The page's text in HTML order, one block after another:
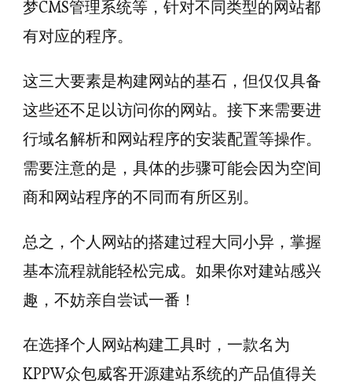
梦CMS管理系统等，针对不同类型的网站都
有对应的程序。
这三大要素是构建网站的基石，但仅仅具备
这些还不足以访问你的网站。接下来需要进
行域名解析和网站程序的安装配置等操作。
需要注意的是，具体的步骤可能会因为空间
商和网站程序的不同而有所区别。
总之，个人网站的搭建过程大同小异，掌握
基本流程就能轻松完成。如果你对建站感兴
趣，不妨亲自尝试一番！
在选择个人网站构建工具时，一款名为
KPPW众包威客开源建站系统的产品值得关